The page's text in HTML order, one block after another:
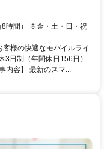
8時間） ※金・土・日・祝
様の快適なモバイルライ
3日制（年間休日156日）
内容】 最新のスマ...